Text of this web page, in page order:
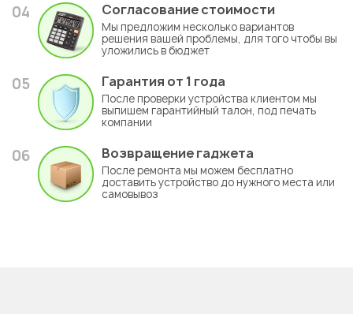
04 Согласование стоимости
Мы предложим несколько вариантов
решения вашей проблемы, для того чтобы вы
уложились в бюджет
05 Гарантия от 1 года
После проверки устройства клиентом мы
выпишем гарантийный талон, под печать
компании
06 Возвращение гаджета
После ремонта мы можем бесплатно
доставить устройство до нужного места или
самовывоз